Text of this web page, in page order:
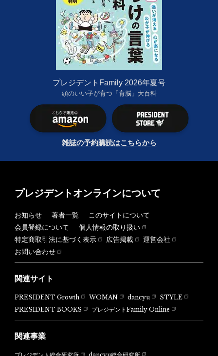
プレジデントFamily 2026年夏号
頭のいい子が育つ「育脳」大百科
雑誌の予約購読はこちらから
プレジデントオンラインについて
お知らせ 著者一覧
このサイトについて
会員登録について
個人情報の取り扱い
特定商取引法に基づく表示
広告掲載
運営会社
お問い合わせ
関連サイト
PRESIDENT Growth WOMAN dancyu
STYLE
PRESIDENT BOOKS
プレジデントFamily Online
関連事業